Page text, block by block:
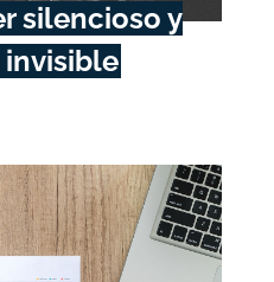
silencioso y